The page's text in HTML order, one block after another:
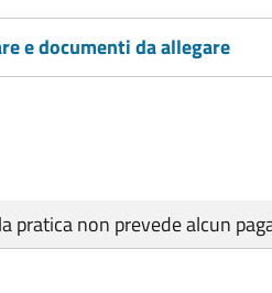
e documenti da allegare
pratica non prevede alcun